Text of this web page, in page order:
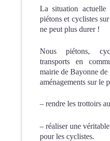
La situation
piétons et cyclistes
ne peut plus durer !
Nous piétons,
transports en
mairie de Bayonne de
aménagements sur le
– rendre les trottoirs
– réaliser une
pour les cyclistes.